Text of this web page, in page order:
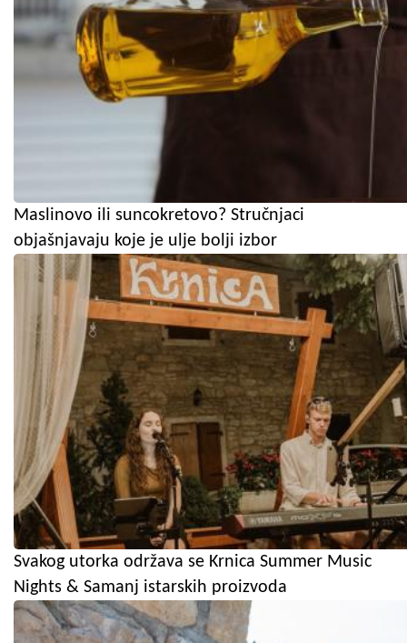
Maslinovo ili suncokretovo? Stručnjaci
objašnjavaju koje je ulje bolji izbor
Svakog utorka održava se Krnica Summer Music
Nights & Samanj istarskih proizvoda